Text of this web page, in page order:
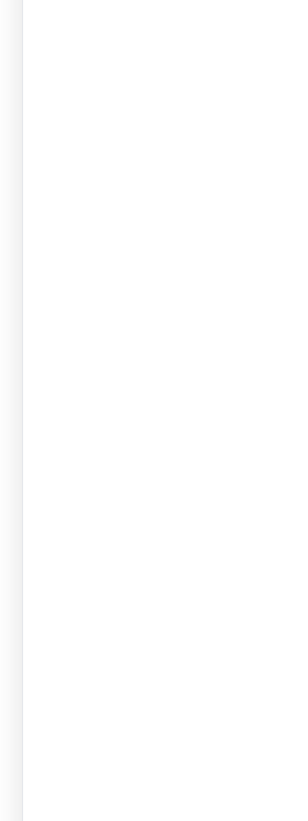
Construcciones temporales o
Diseño y fabricación de construcciones
alquiler y venta para atención al
inmobiliaria, stands publicitarios,